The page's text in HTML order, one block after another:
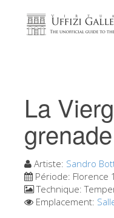
L'
La
grenade
Artiste: Sandro
Période: Florence
Technique:
Emplacement: